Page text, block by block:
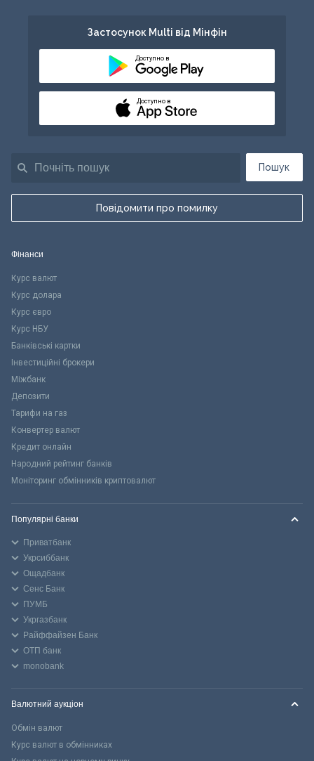
Пошук
Повідомити про помилку
Застосунок Multi від Мінфін
Доступно в
Доступно в
Фінанси
Курс валют
Курс долара
Курс євро
Курс НБУ
Банківські картки
Інвестиційні брокери
Міжбанк
Депозити
Тарифи на газ
Конвертер валют
Кредит онлайн
Народний рейтинг банків
Моніторинг обмінників криптовалют
Популярні банки
Приватбанк
Укрсиббанк
Ощадбанк
Сенс Банк
ПУМБ
Укргазбанк
Райффайзен Банк
ОТП банк
monobank
Валютний аукціон
Обмін валют
Курс валют в обмінниках